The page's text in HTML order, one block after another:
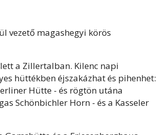
vezető magashegyi körös
a Zillertalban. Kilenc napi
hüttékben éjszakázhat és pihenhet:
Hütte - és rögtön utána
Schönbichler Horn - és a Kasseler